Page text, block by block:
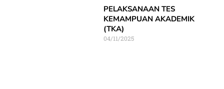
PELAKSANAAN TES
KEMAMPUAN AKADEMIK
(TKA)
04/11/2025